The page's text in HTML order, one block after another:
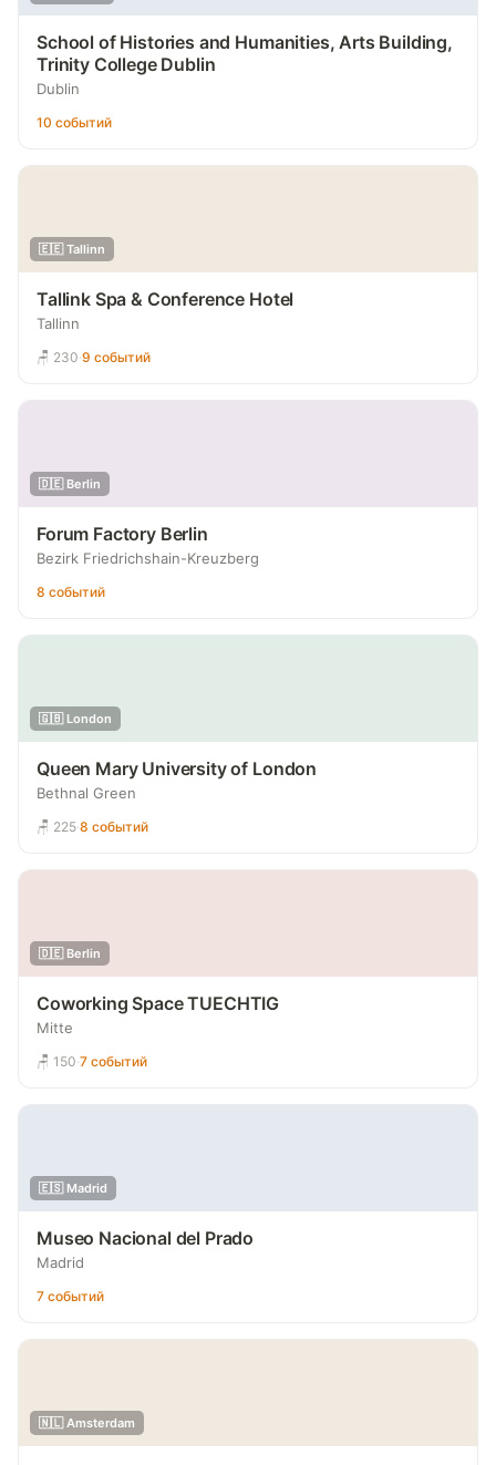
School of Histories and Humanities, Arts Building,
Trinity College Dublin
Dublin
10 событий
🇪🇪 Tallinn
Tallink Spa & Conference Hotel
Tallinn
🪑 230·9 событий
🇩🇪 Berlin
Forum Factory Berlin
Bezirk Friedrichshain-Kreuzberg
8 событий
🇬🇧 London
Queen Mary University of London
Bethnal Green
🪑 225·8 событий
🇩🇪 Berlin
Coworking Space TUECHTIG
Mitte
🪑 150·7 событий
🇪🇸 Madrid
Museo Nacional del Prado
Madrid
7 событий
🇳🇱 Amsterdam